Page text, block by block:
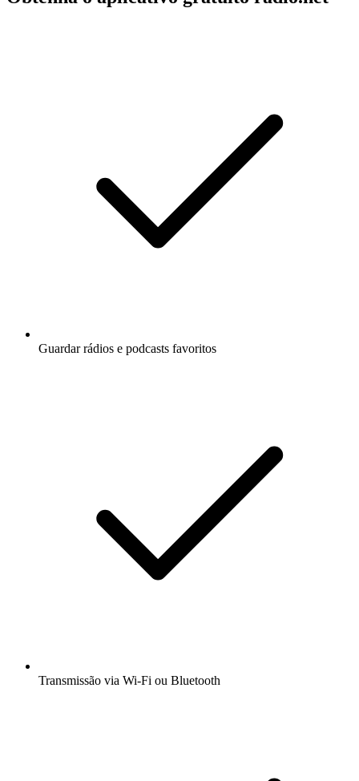
Guardar rádios e podcasts favoritos
Transmissão via Wi-Fi ou Bluetooth